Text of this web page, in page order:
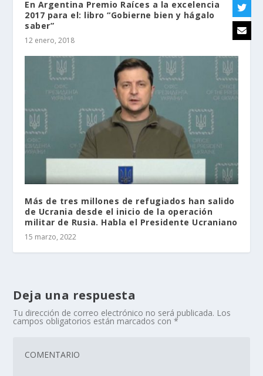
En Argentina Premio Raíces a la excelencia
2017 para el: libro “Gobierne bien y hágalo
saber”
12 enero, 2018
Más de tres millones de refugiados han salido
de Ucrania desde el inicio de la operación
militar de Rusia. Habla el Presidente Ucraniano
15 marzo, 2022
Deja una respuesta
Tu dirección de correo electrónico no será publicada. Los
campos obligatorios están marcados con*